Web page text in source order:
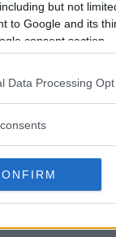
but not
to Google and its
consent section.
Data Processing
årets
på
vattnet,